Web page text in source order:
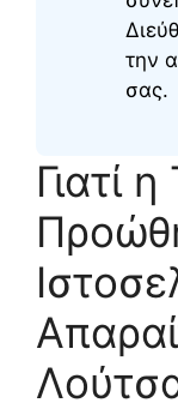
την
σας.
Γιατί